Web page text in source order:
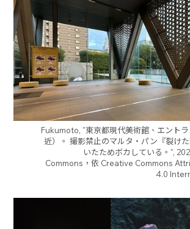
Fukumoto, "東京都現代美術館、エント
近）。 撮影禁止のマルタ・パン『裂け
いたためボカしている。",
Commons，依 Creative Commons
4.0